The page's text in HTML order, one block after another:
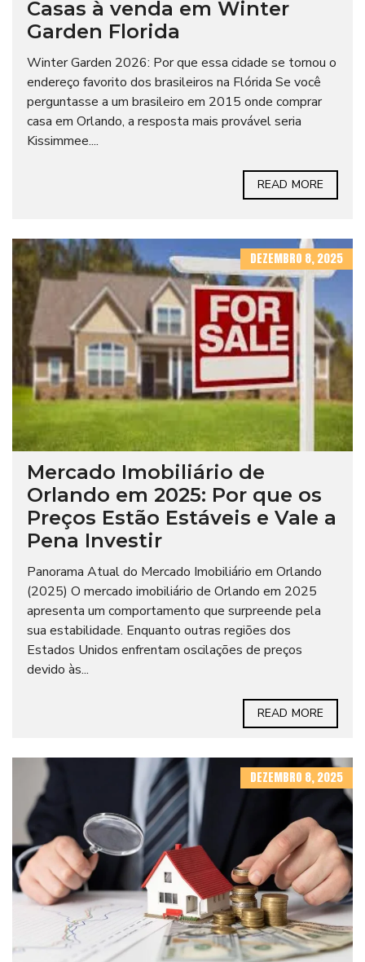
Casas à venda em Winter
Garden Florida
Winter Garden 2026: Por que essa cidade se tornou o
endereço favorito dos brasileiros na Flórida Se você
perguntasse a um brasileiro em 2015 onde comprar
casa em Orlando, a resposta mais provável seria
Kissimmee....
READ MORE
DEZEMBRO 8, 2025
Mercado Imobiliário de
Orlando em 2025: Por que os
Preços Estão Estáveis e Vale a
Pena Investir
Panorama Atual do Mercado Imobiliário em Orlando
(2025) O mercado imobiliário de Orlando em 2025
apresenta um comportamento que surpreende pela
sua estabilidade. Enquanto outras regiões dos
Estados Unidos enfrentam oscilações de preços
devido às...
READ MORE
DEZEMBRO 8, 2025